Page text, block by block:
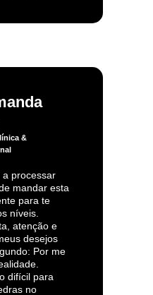
&
a processar
mandar esta
para te
níveis.
atenção e
desejos
Por me
difícil para
no